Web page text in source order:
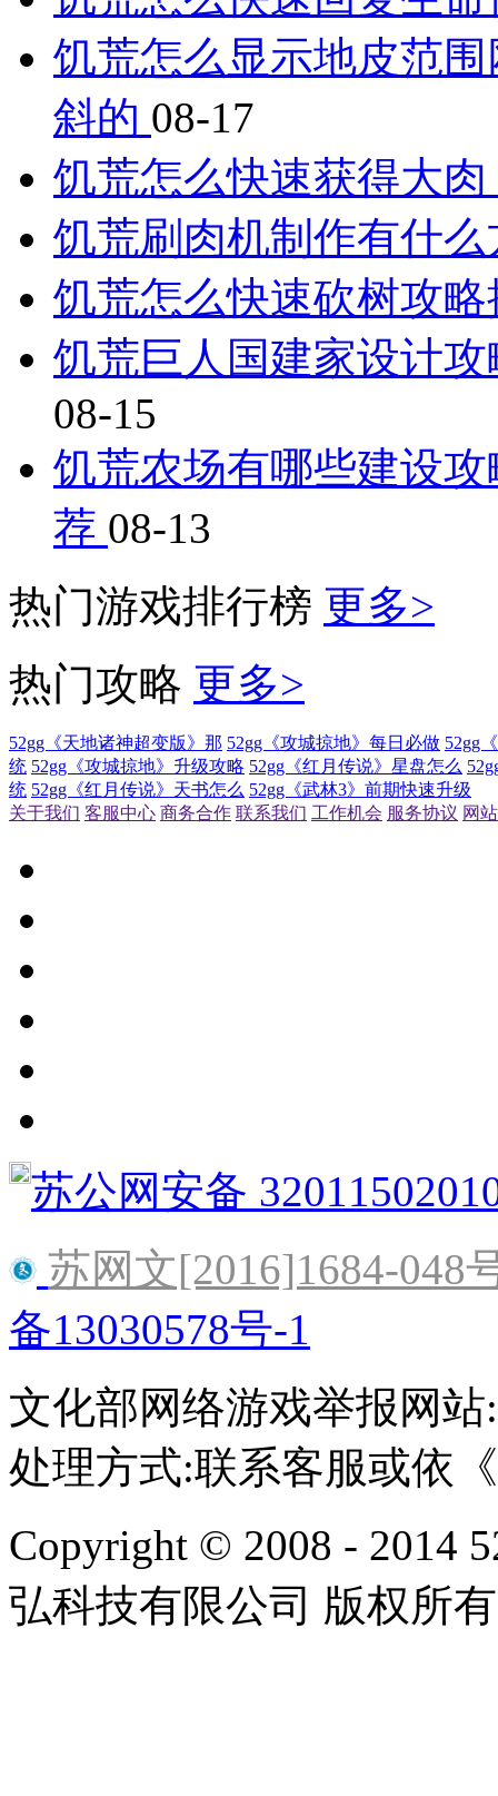
饥荒怎么显示地皮范
斜的 08-17
饥荒怎么快速获得大
饥荒刷肉机制作有什
饥荒怎么快速砍树攻
饥荒巨人国建家设计
08-15
饥荒农场有哪些建设
荐 08-13
热门游戏排行榜 更多>
热门攻略 更多>
52gg《天地诸神超变版》那 52gg《攻城掠地》每日必做 52gg
统 52gg《攻城掠地》升级攻略 52gg《红月传说》星盘怎么
统 52gg《红月传说》天书怎么 52gg《武林3》前期快速升级
关于我们 客服中心 商务合作 联系我们 工作机会 服务协议 网
苏公网安备
苏网文[2016]1684-048
备13030578号-1
文化部网络游戏举报网站
处理方式:联系客服或依
Copyright © 2008 - 2014
弘科技有限公司 版权所有